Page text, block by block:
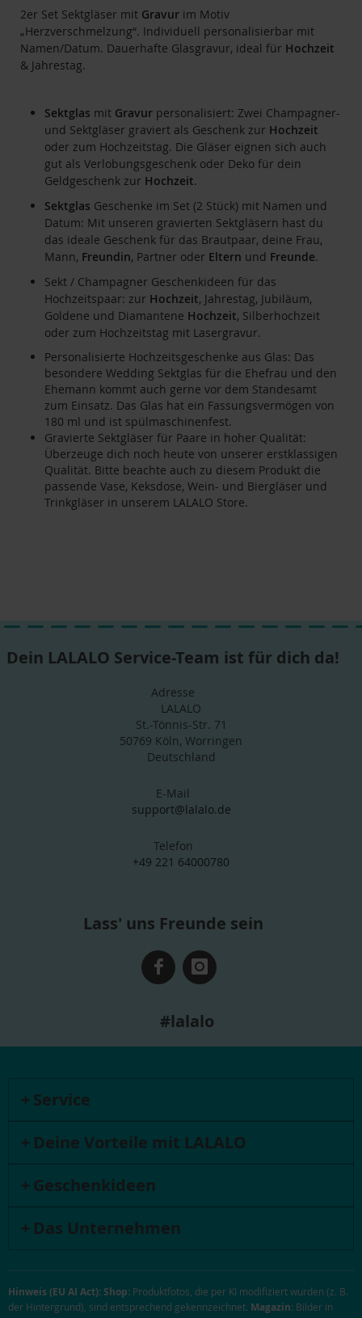
2er Set Sektgläser mit Gravur im Motiv
„Herzverschmelzung“. Individuell personalisierbar mit
Namen/Datum. Dauerhafte Glasgravur, ideal für Hochzeit
& Jahrestag.
Sektglas mit Gravur personalisiert: Zwei Champagner-
und Sektgläser graviert als Geschenk zur Hochzeit
oder zum Hochzeitstag. Die Gläser eignen sich auch
gut als Verlobungsgeschenk oder Deko für dein
Geldgeschenk zur Hochzeit.
Sektglas Geschenke im Set (2 Stück) mit Namen und
Datum: Mit unseren gravierten Sektgläsern hast du
das ideale Geschenk für das Brautpaar, deine Frau,
Mann, Freundin, Partner oder Eltern und Freunde.
Sekt / Champagner Geschenkideen für das
Hochzeitspaar: zur Hochzeit, Jahrestag, Jubiläum,
Goldene und Diamantene Hochzeit, Silberhochzeit
oder zum Hochzeitstag mit Lasergravur.
Personalisierte Hochzeitsgeschenke aus Glas: Das
besondere Wedding Sektglas für die Ehefrau und den
Ehemann kommt auch gerne vor dem Standesamt
zum Einsatz. Das Glas hat ein Fassungsvermögen von
180 ml und ist spülmaschinenfest.
Gravierte Sektgläser für Paare in hoher Qualität:
Überzeuge dich noch heute von unserer erstklassigen
Qualität. Bitte beachte auch zu diesem Produkt die
passende Vase, Keksdose, Wein- und Biergläser und
Trinkgläser in unserem LALALO Store.
Dein LALALO Service-Team ist für dich da!
Adresse
LALALO
St.-Tönnis-Str. 71
50769 Köln, Worringen
Deutschland
E-Mail
support@lalalo.de
Telefon
+49 221 64000780
Lass' uns Freunde sein
#lalalo
Service
Deine Vorteile mit LALALO
Geschenkideen
Das Unternehmen
Hinweis (EU AI Act):Shop: Produktfotos, die per KI modifiziert wurden (z. B.
der Hintergrund), sind entsprechend gekennzeichnet. Magazin: Bilder in